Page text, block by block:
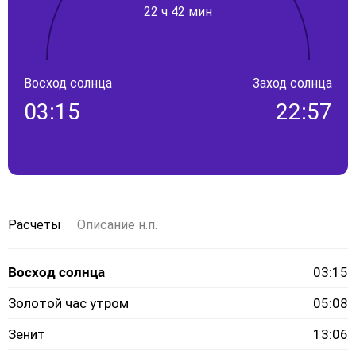
22 ч 42 мин
Восход солнца
03:15
Заход солнца
22:57
Расчеты Описание н.п.
Восход солнца
03:15
Золотой час утром
05:08
Зенит
13:06